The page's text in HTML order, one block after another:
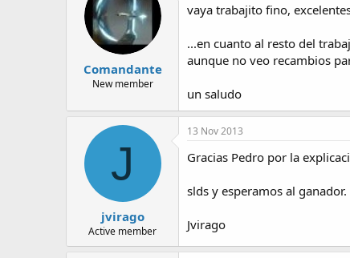
Comandante
New member
vaya trabajito fino,
...en cuanto al resto del
aunque no veo recambios
un saludo
J
jvirago
Active member
13 Nov 2013
Gracias Pedro por la
slds y esperamos al ganador.
Jvirago